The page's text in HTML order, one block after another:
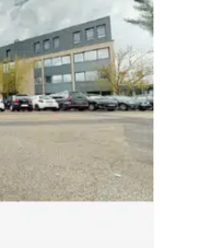
fibre
: CTA double
Chauffage
réversible, avec
gainables dans
de parking
Bail commercial :
révision : ILAT